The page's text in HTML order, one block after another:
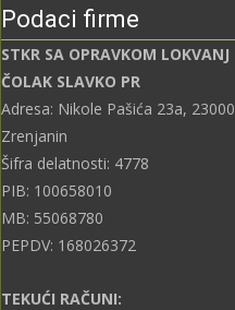
Podaci firme
STKR SA OPRAVKOM LOKVANJ
ČOLAK SLAVKO PR
Adresa: Nikole Pašića 23a, 23000
Zrenjanin
Šifra delatnosti: 4778
PIB: 100658010
MB: 55068780
PEPDV: 168026372
TEKUĆI RAČUNI: